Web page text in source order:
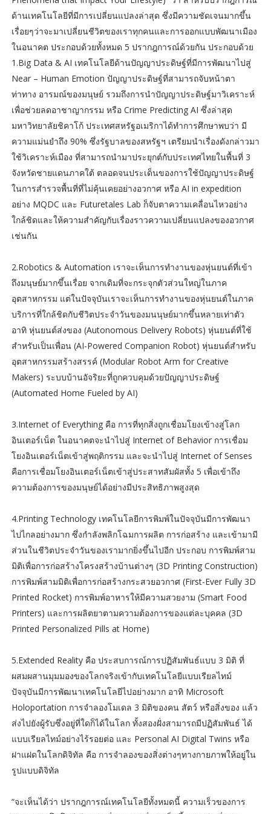
ด้านเทคโนโลยีที่มีการเปลี่ยนแปลงล่าสุด ซึ่งมีความชัดเจนมากขึ้น
เรื่อยๆว่าจะมาเปลี่ยนชีวิตของเราทุกคนและการออกแบบพัฒนาเมือง
ในอนาคต ประกอบด้วยทั้งหมด 5 ปรากฎการณ์ด้วยกัน ประกอบด้วย
1.Big Data & AI เทคโนโลยีด้านปัญญาประดิษฐ์ที่มีการพัฒนาไปสู่
Near – Human Emotion ปัญญาประดิษฐ์ที่สามารถจับหน้าตา
ท่าทาง อารมณ์ของมนุษย์ รวมถึงการนำปัญญาประดิษฐ์มาวิเคราะห์
เพื่อช่วยลดอาชาญากรรม หรือ Crime Predicting AI ซึ่งล่าสุด
มหาวิทยาลัยชิคาโก้ ประเทศสหรัฐอเมริกาได้ทำการศึกษาพบว่า มี
ความแม่นยำถึง 90% ซึ่งรัฐบาลของสหรัฐฯ เตรียมนำเรื่องดังกล่าวมา
ใช้วิเคราะห์เมือง ที่สามารถนำมาประยุกต์กับประเทศไทยในพื้นที่ 3
จังหวัดชายแดนภาคใต้ ตลอดจนประเด็นของการใช้ปัญญาประดิษฐ์
ในการสำรวจพื้นที่ที่ไม่คุ้นเคยอย่างอวกาศ หรือ AI in expedition
อย่าง MQDC และ Futuretales Lab ก็จับตาความเคลื่อนไหวอย่าง
ใกล้ชิดและให้ความสำคัญกับเรื่องราวความเปลี่ยนแปลงของอวกาศ
เช่นกัน
2.Robotics & Automation เราจะเห็นการทำงานของหุ่นยนต์ที่เข้า
ถึงมนุษย์มากขึ้นเรื่อย จากเดิมที่จะกระจุกตัวส่วนใหญ่ในภาค
อุตสาหกรรม แต่ในปัจจุบันเราจะเห็นการทำงานของหุ่นยนต์ในภาค
บริการที่ใกล้ชิดกับชีวิตประจำวันของมนนุษย์มากขึ้นหลายเท่าตัว
อาทิ หุ่นยนต์ส่งของ (Autonomous Delivery Robots) หุ่นยนต์ที่ใช้
สำหรับเป็นเพื่อน (AI-Powered Companion Robot) หุ่นยนต์สำหรับ
อุตสาหกรรมสร้างสรรค์ (Modular Robot Arm for Creative
Makers) ระบบบ้านอัจริยะที่ถูกควบคุมด้วยปัญญาประดิษฐ์
(Automated Home Fueled by AI)
3.Internet of Everything คือ การที่ทุกสิ่งถูกเชื่อมโยงเข้างสู่โลก
อินเตอร์เน็ต ในอนาคตจะนำไปสู่ Internet of Behavior การเชื่อม
โยงอินเตอร์เน็ตเข้าสู่พฤติกรรม และจะนำไปสู่ Internet of Senses
คือการเชื่อมโยงอินเตอร์เน็ตเข้าสู่ประสาทสัมผัสทั้ง 5 เพื่อเข้าถึง
ความต้องการของมนุษย์ได้อย่างมีประสิทธิภาพสูงสุด
4.Printing Technology เทคโนโลยีการพิมพ์ในปัจจุบันมีการพัฒนา
ไปไกลอย่างมาก ซึ่งกำลังพลิกโฉมการผลิต การก่อสร้าง และเข้ามามี
ส่วนในชีวิตประจำวันของเรามากยิ่งขึ้นไปอีก ประกอบ การพิมพ์สาม
มิติเพื่อการก่อสร้างโครงสร้างบ้านต่างๆ (3D Printing Construction)
การพิมพ์สามมิติเพื่อการก่อสร้างกระสวยอวกาศ (First-Ever Fully 3D
Printed Rocket) การพิมพ์อาหารให้มีความสวยงาม (Smart Food
Printers) และการผลิตยาตามความต้องการของแต่ละบุคคล (3D
Printed Personalized Pills at Home)
5.Extended Reality คือ ประสบการณ์การปฏิสัมพันธ์แบบ 3 มิติ ที่
ผสมผสานมุมมองของโลกจริงเข้ากับเทคโนโลยีแบบเรียลไทม์
ปัจจุบันมีการพัฒนาเทคโนโลยีไปอย่างมาก อาทิ Microsoft
Holoportation การจำลองโมเดล 3 มิติของคน สัตว์ หรือสิ่งของ แล้ว
ส่งไปยังผู้รับซึ่งอยู่ที่ใดก็ได้ในโลก ทั้งสองฝั่งสามารถมีปฏิสัมพันธ์ ได้
แบบเรียลไทม์อย่างไร้รอยต่อ และ Personal AI Digital Twins หรือ
ฝาแฝดในโลกดิจิทัล คือ การจำลองของสิ่งต่างๆทางกายภาพให้อยู่ใน
รูปแบบดิจิทัล
“จะเห็นได้ว่า ปรากฎการณ์เทคโนโลยีทั้งหมดนี้ ความเร็วของการ